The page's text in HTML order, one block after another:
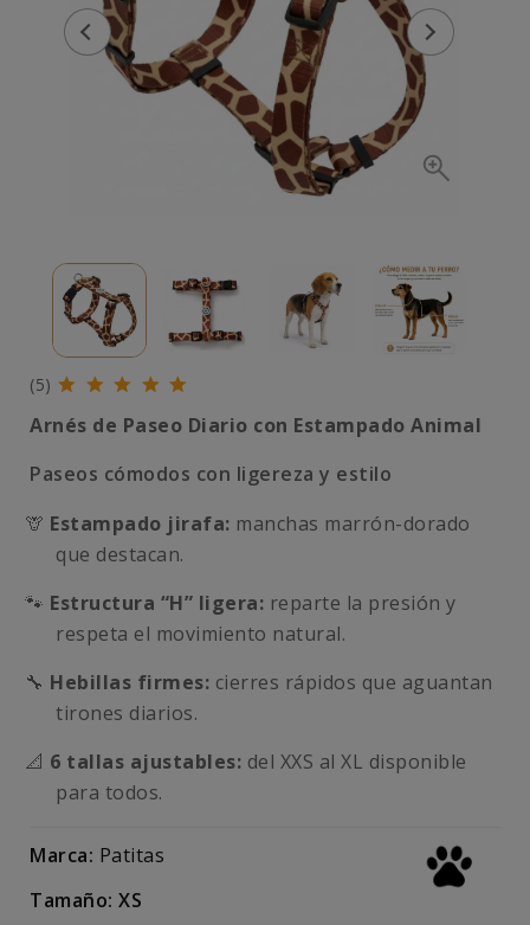
(5)
Arnés de Paseo Diario con Estampado Animal
Paseos cómodos con ligereza y estilo
🦒 Estampado jirafa: manchas marrón-dorado
que destacan.
🐾 Estructura “H” ligera: reparte la presión y
respeta el movimiento natural.
🔧 Hebillas firmes: cierres rápidos que aguantan
tirones diarios.
📐 6 tallas ajustables: del XXS al XL disponible
para todos.
Marca: Patitas
Tamaño: XS